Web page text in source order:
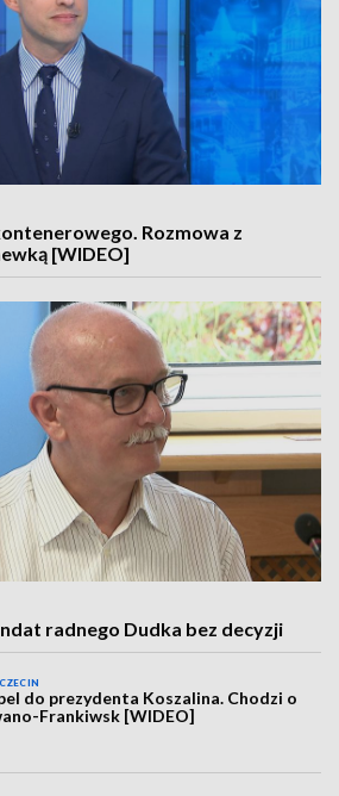
Rozmowa z
[WIDEO]
radnego Dudka bez decyzji
do prezydenta Koszalina. Chodzi o
Frankiwsk [WIDEO]